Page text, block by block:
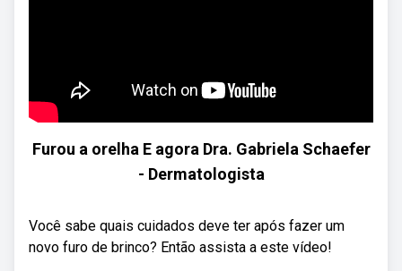
Furou a orelha E agora Dra. Gabriela Schaefer
- Dermatologista
Você sabe quais cuidados deve ter após fazer um
novo furo de brinco? Então assista a este vídeo!